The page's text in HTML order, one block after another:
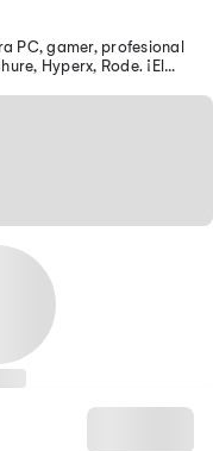
PC, gamer, profesional
Hyperx, Rode. ¡El